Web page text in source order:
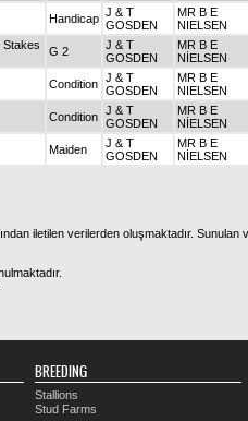
Handicap J & T
GOSDEN
MR B E
NIELSEN
Stakes
G 2
J & T
GOSDEN
MR B E
NİELSEN
Condition J & T
GOSDEN
MR B E
NIELSEN
Condition J & T
GOSDEN
MR B E
NİELSEN
Maiden
J & T
GOSDEN
MR B E
NİELSEN
iletilen verilerden oluşmaktadır. Sunulan
BREEDING
Stallions
Stud Farms